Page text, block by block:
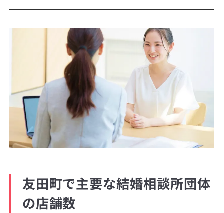
友田町で主要な結婚相談所団体
の店舗数